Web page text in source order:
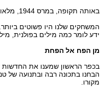
באותה תקופה, במרס 1944, מלאו לי חמש שנים ושלושה חודשים. אחי היה בן ארבע.
המשחקים שלנו היו פשוטים
ידע לומר כמה מילים בפולנית,
מן הפח אל הפחת
בכפר הראשון שמענו את החדשות
הבחנו בתכונה רבה ובתנועה של
מקורו.